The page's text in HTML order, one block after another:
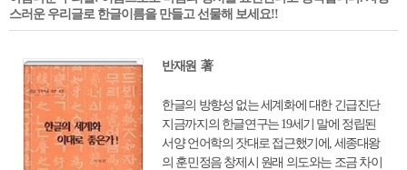
스러운 우리글로 한글이름을 만들고 선물해 보세요!!
반재원 著
한글의 방향성 없는 세계화에 대한 긴급진단
지금까지의 한글연구는 19세기 말에 정립된
서양 언어학의 잣대로 접근했기에, 세종대왕
의 훈민정음 창제시 원래 의도와는 조금 차이